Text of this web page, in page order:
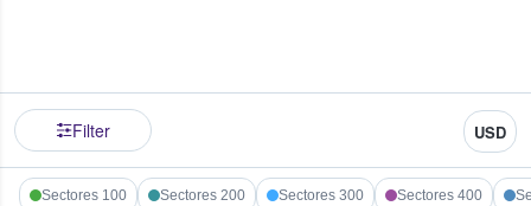
Filter USD
Sectores 100 Sectores 200 Sectores 300 Sectores 400